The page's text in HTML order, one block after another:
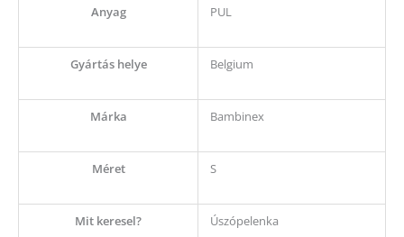
Anyag
PUL
Gyártás helye Belgium
Márka Bambinex
Méret S
Mit keresel? Úszópelenka